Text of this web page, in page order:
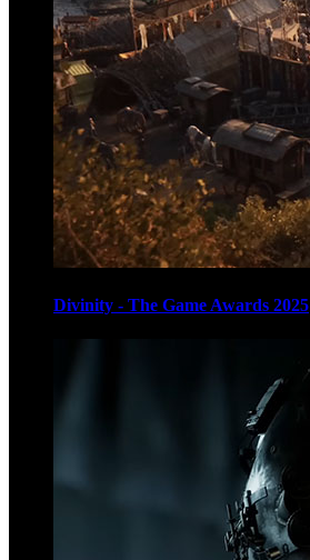
Divinity - The Game Awards 2025